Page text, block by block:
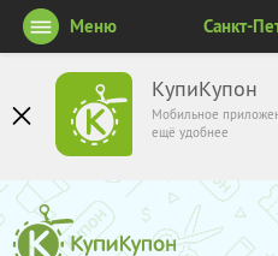
КупиКупон
Мобильное
ещё удобнее
Меню Санкт-